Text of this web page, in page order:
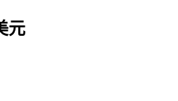
元